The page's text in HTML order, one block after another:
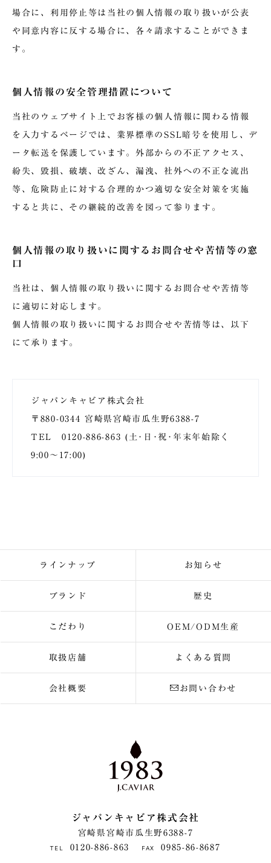
場合に、利用停止等は当社の個人情報の取り扱いが公表
や同意内容に反する場合に、各々請求することができま
す。
個人情報の安全管理措置について
当社のウェブサイト上でお客様の個人情報に関わる情報
を入力するページでは、業界標準のSSL暗号を使用し、デ
ータ転送を保護しています。外部からの不正アクセス、
紛失、毀損、破壊、改ざん、漏洩、社外への不正な流出
等、危険防止に対する合理的かつ適切な安全対策を実施
すると共に、その継続的改善を図って参ります。
個人情報の取り扱いに関するお問合せや苦情等の窓
口
当社は、個人情報の取り扱いに関するお問合せや苦情等
に適切に対応します。
個人情報の取り扱いに関するお問合せや苦情等は、以下
にて承ります。
ジャパンキャビア株式会社
〒880-0344 宮崎県宮崎市瓜生野6388-7
TEL 0120-886-863 (土･日･祝･年末年始除く
9:00〜17:00)
ラインナップ お知らせ
ブランド 歴史
こだわり OEM/ODM生産
取扱店舗 よくある質問
会社概要 お問い合わせ
ジャパンキャビア株式会社
宮崎県宮崎市瓜生野6388-7
TEL 0120-886-863 FAX 0985-86-8687